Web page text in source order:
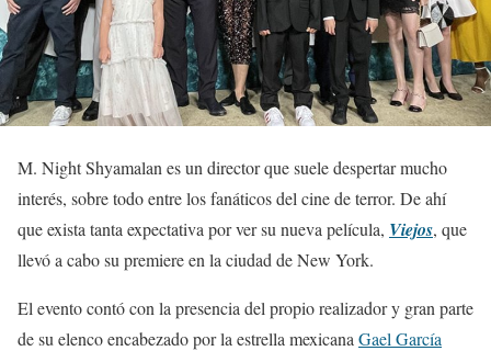
M. Night Shyamalan es un director que suele despertar mucho
interés, sobre todo entre los fanáticos del cine de terror. De ahí
que exista tanta expectativa por ver su nueva película, Viejos, que
llevó a cabo su premiere en la ciudad de New York.
El evento contó con la presencia del propio realizador y gran parte
de su elenco encabezado por la estrella mexicana Gael García